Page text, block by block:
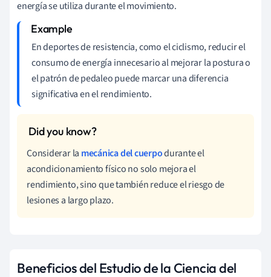
energía se utiliza durante el movimiento.
En deportes de resistencia, como el ciclismo, reducir el
consumo de energía innecesario al mejorar la postura o
el patrón de pedaleo puede marcar una diferencia
significativa en el rendimiento.
Considerar la mecánica del cuerpodurante el
acondicionamiento físico no solo mejora el
rendimiento, sino que también reduce el riesgo de
lesiones a largo plazo.
Beneficios del Estudio de la Ciencia del